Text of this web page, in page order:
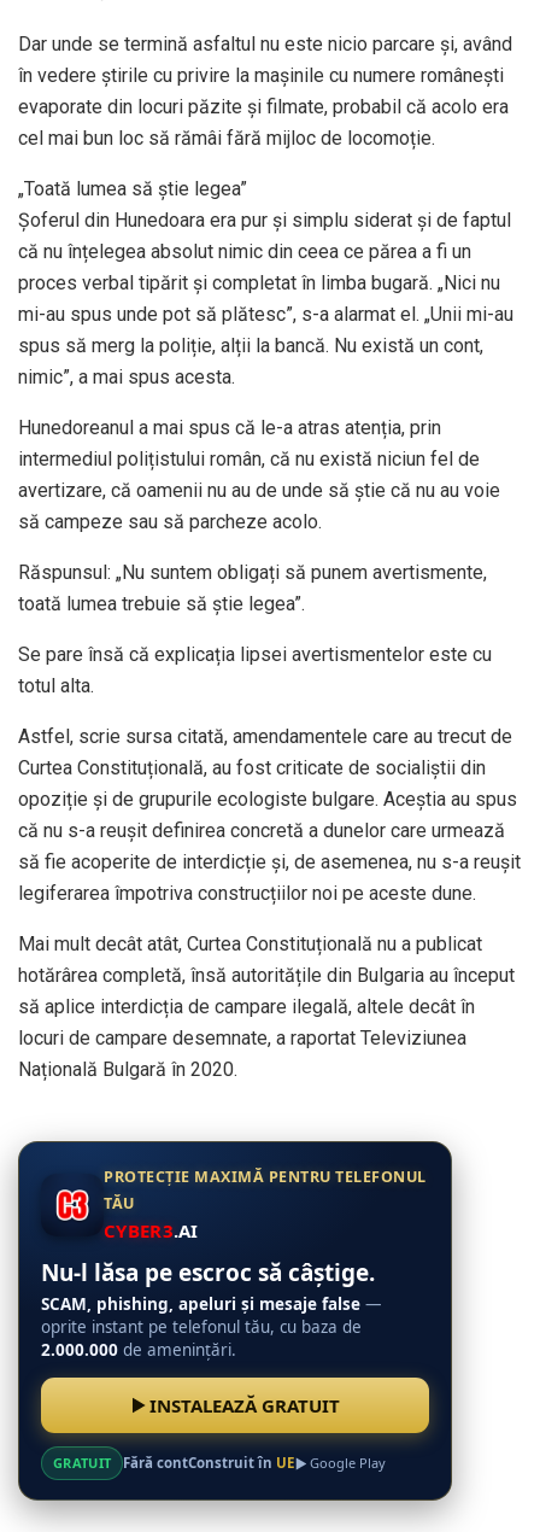
Dar unde se termină asfaltul nu este nicio parcare și, având
în vedere știrile cu privire la mașinile cu numere românești
evaporate din locuri păzite și filmate, probabil că acolo era
cel mai bun loc să rămâi fără mijloc de locomoție.
„Toată lumea să știe legea”
Șoferul din Hunedoara era pur și simplu siderat și de faptul
că nu înțelegea absolut nimic din ceea ce părea a fi un
proces verbal tipărit și completat în limba bugară. „Nici nu
mi-au spus unde pot să plătesc”, s-a alarmat el. „Unii mi-au
spus să merg la poliție, alții la bancă. Nu există un cont,
nimic”, a mai spus acesta.
Hunedoreanul a mai spus că le-a atras atenția, prin
intermediul polițistului român, că nu există niciun fel de
avertizare, că oamenii nu au de unde să știe că nu au voie
să campeze sau să parcheze acolo.
Răspunsul: „Nu suntem obligați să punem avertismente,
toată lumea trebuie să știe legea”.
Se pare însă că explicația lipsei avertismentelor este cu
totul alta.
Astfel, scrie sursa citată, amendamentele care au trecut de
Curtea Constituțională, au fost criticate de socialiștii din
opoziție și de grupurile ecologiste bulgare. Aceștia au spus
că nu s-a reușit definirea concretă a dunelor care urmează
să fie acoperite de interdicție și, de asemenea, nu s-a reușit
legiferarea împotriva construcțiilor noi pe aceste dune.
Mai mult decât atât, Curtea Constituțională nu a publicat
hotărârea completă, însă autoritățile din Bulgaria au început
să aplice interdicția de campare ilegală, altele decât în ​​
locuri de campare desemnate, a raportat Televiziunea
Națională Bulgară în 2020.
PROTECȚIE MAXIMĂ PENTRU TELEFONUL
TĂU
CYBER3.AI
Nu-l lăsa pe escroc să câștige.
SCAM, phishing, apeluri și mesaje false —
oprite instant pe telefonul tău, cu baza de
2.000.000 de amenințări.
INSTALEAZĂ GRATUIT
GRATUIT Fără contConstruit în UE Google Play